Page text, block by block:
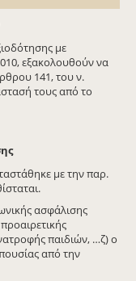
με
εξακολουθούν να
141, του ν.
τους από το
με την παρ.
ασφάλισης
παιδιών, …ζ) ο
από την